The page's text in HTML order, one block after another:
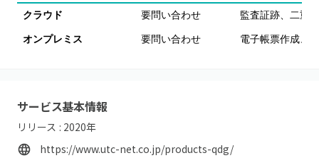
クラウド 要問い合わせ 監査証跡、二重
オンプレミス 要問い合わせ 電子帳票作成、
サービス基本情報
リリース : 2020年
https://www.utc-net.co.jp/products-qdg/